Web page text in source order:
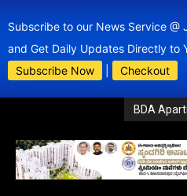
Subscribe to our News Service @
and Get Daily Updates Directly to
Subscribe Now
Checkout
BDA